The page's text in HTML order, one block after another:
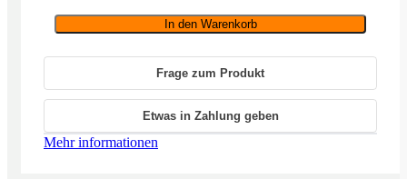
Menge
In den Warenkorb
Frage zum Produkt
Etwas in Zahlung geben
Mehr informationen